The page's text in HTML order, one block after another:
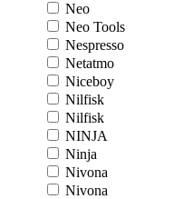
Neo
Neo Tools
Nespresso
Netatmo
Niceboy
Nilfisk
Nilfisk
NINJA
Ninja
Nivona
Nivona